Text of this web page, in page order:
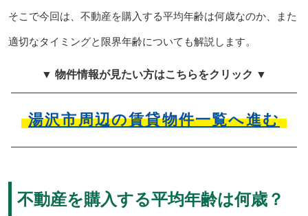
そこで今回は、不動産を購入する平均年齢は何歳なのか、また
適切なタイミングと限界年齢についても解説します。
▼ 物件情報が見たい方はこちらをクリック ▼
湯沢市周辺の賃貸物件一覧へ進む
不動産を購入する平均年齢は何歳？